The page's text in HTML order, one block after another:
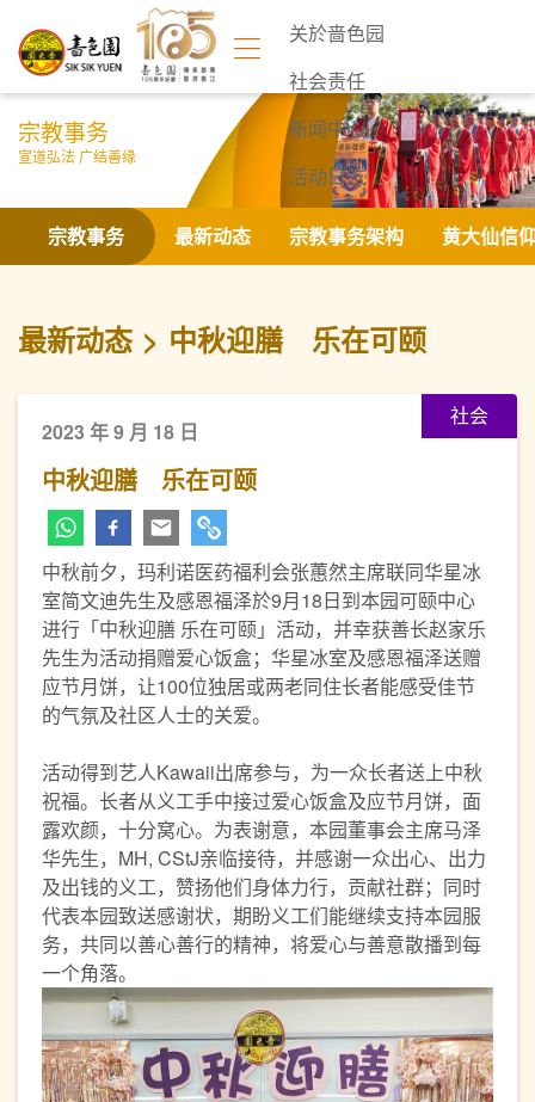
关於啬色园
社会责任
新闻中心
活动日志
联络我们
宗教事务
宣道弘法 广结善缘
宗教事务 最新动态 宗教事务架构 黄大仙信
最新动态 中秋迎膳 乐在可颐
社会
2023 年 9 月 18 日
中秋迎膳 乐在可颐
中秋前夕，玛利诺医药福利会张蕙然主席联同华星冰
室简文迪先生及感恩福泽於9月18日到本园可颐中心
进行「中秋迎膳 乐在可颐」活动，并幸获善长赵家乐
先生为活动捐赠爱心饭盒；华星冰室及感恩福泽送赠
应节月饼，让100位独居或两老同住长者能感受佳节
的气氛及社区人士的关爱。
活动得到艺人Kawaii出席参与，为一众长者送上中秋
祝福。长者从义工手中接过爱心饭盒及应节月饼，面
露欢颜，十分窝心。为表谢意，本园董事会主席马泽
华先生，MH, CStJ亲临接待，并感谢一众出心、出力
及出钱的义工，赞扬他们身体力行，贡献社群；同时
代表本园致送感谢状，期盼义工们能继续支持本园服
务，共同以善心善行的精神，将爱心与善意散播到每
一个角落。